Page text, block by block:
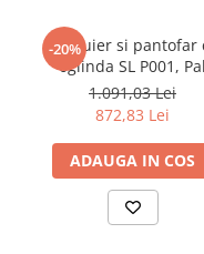
-20%
Set cuier si pantofar
oglinda SL P001, Pal
Melaminat, 6
banca, spatiu
alb
1.091,03 Lei
872,83 Lei
ADAUGA IN COS